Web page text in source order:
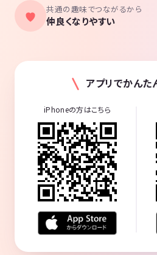
共通の趣味でつながるから
仲良くなりやすい
アプリでかんた
iPhoneの方はこちら